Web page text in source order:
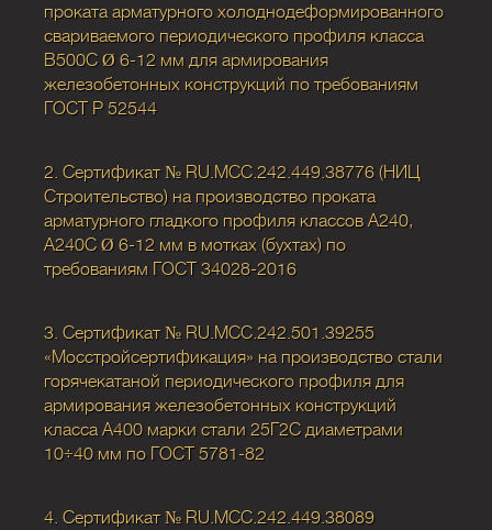
проката арматурного холоднодеформированного
свариваемого периодического профиля класса
В500С Ø 6-12 мм для армирования
железобетонных конструкций по требованиям
ГОСТ Р 52544
2. Сертификат № RU.МСС.242.449.38776 (НИЦ
Строительство) на производство проката
арматурного гладкого профиля классов А240,
А240С Ø 6-12 мм в мотках (бухтах) по
требованиям ГОСТ 34028-2016
3. Сертификат № RU.МСС.242.501.39255
«Мосстройсертификация» на производство стали
горячекатаной периодического профиля для
армирования железобетонных конструкций
класса А400 марки стали 25Г2С диаметрами
10÷40 мм по ГОСТ 5781-82
4. Сертификат № RU.MCC.242.449.38089